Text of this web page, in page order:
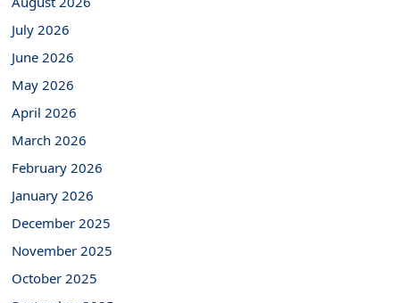
July 2026
June 2026
May 2026
April 2026
March 2026
February 2026
January 2026
December 2025
November 2025
October 2025